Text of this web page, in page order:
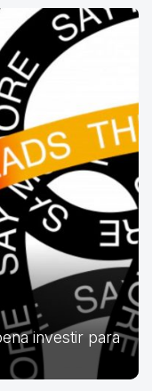
investir para